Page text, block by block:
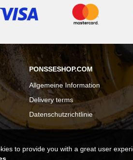
PONSSESHOP.COM
Allgemeine Information
Delivery terms
Datenschutzrichtlinie
to provide you with a great user